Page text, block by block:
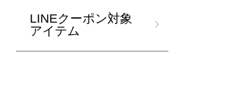
LINEクーポン対象
アイテム